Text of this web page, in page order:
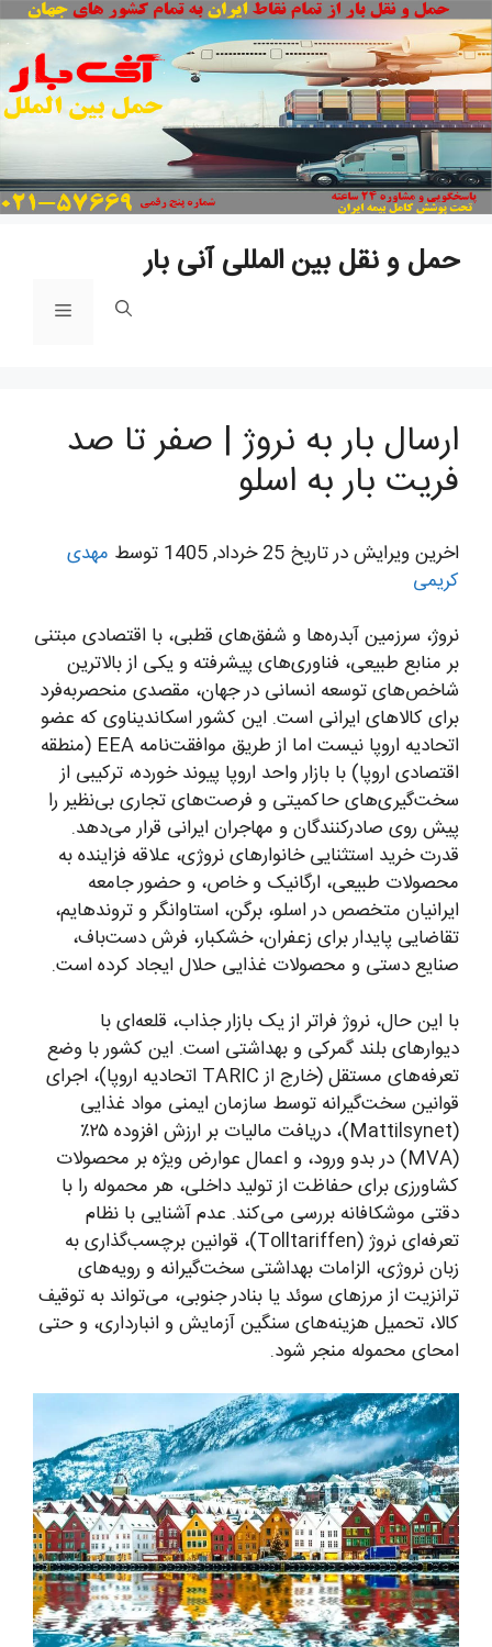
حمل و نقل بین المللی آنی بار
فهرست
ارسال بار به نروژ | صفر تا صد
فریت بار به اسلو
اخرین ویرایش در تاریخ 25 خرداد, 1405 توسط
مهدی
کریمی
نروژ، سرزمین آبدره‌ها و شفق‌های قطبی، با اقتصادی مبتنی
بر منابع طبیعی، فناوری‌های پیشرفته و یکی از بالاترین
شاخص‌های توسعه انسانی در جهان، مقصدی منحصربه‌فرد
برای کالاهای ایرانی است. این کشور اسکاندیناوی که عضو
اتحادیه اروپا نیست اما از طریق موافقت‌نامه EEA (منطقه
اقتصادی اروپا) با بازار واحد اروپا پیوند خورده، ترکیبی از
سخت‌گیری‌های حاکمیتی و فرصت‌های تجاری بی‌نظیر را
پیش روی صادرکنندگان و مهاجران ایرانی قرار می‌دهد.
قدرت خرید استثنایی خانوارهای نروژی، علاقه فزاینده به
محصولات طبیعی، ارگانیک و خاص، و حضور جامعه
ایرانیان متخصص در اسلو، برگن، استاوانگر و تروندهایم،
تقاضایی پایدار برای زعفران، خشکبار، فرش دست‌باف،
صنایع دستی و محصولات غذایی حلال ایجاد کرده است.
با این حال، نروژ فراتر از یک بازار جذاب، قلعه‌ای با
دیوارهای بلند گمرکی و بهداشتی است. این کشور با وضع
تعرفه‌های مستقل (خارج از TARIC اتحادیه اروپا)، اجرای
قوانین سخت‌گیرانه توسط سازمان ایمنی مواد غذایی
(Mattilsynet)، دریافت مالیات بر ارزش افزوده ۲۵٪
(MVA) در بدو ورود، و اعمال عوارض ویژه بر محصولات
کشاورزی برای حفاظت از تولید داخلی، هر محموله را با
دقتی موشکافانه بررسی می‌کند. عدم آشنایی با نظام
تعرفه‌ای نروژ (Tolltariffen)، قوانین برچسب‌گذاری به
زبان نروژی، الزامات بهداشتی سخت‌گیرانه و رویه‌های
ترانزیت از مرزهای سوئد یا بنادر جنوبی، می‌تواند به توقیف
کالا، تحمیل هزینه‌های سنگین آزمایش و انبارداری، و حتی
امحای محموله منجر شود.